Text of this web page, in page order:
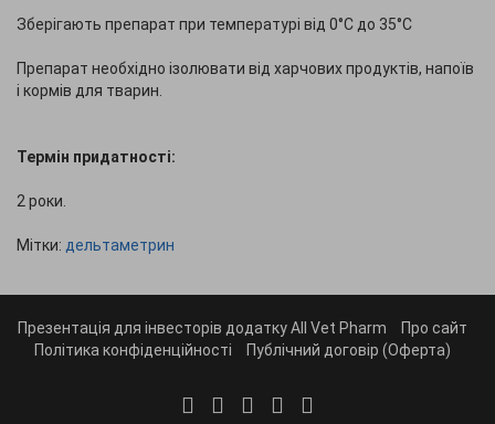
Зберігають препарат при температурі від 0°С до 35°C
Препарат необхідно ізолювати від харчових продуктів, напоїв
і кормів для тварин.
Термін придатності:
2 роки.
Мітки: дельтаметрин
Презентація для інвесторів додатку All Vet Pharm
Про сайт
Політика конфіденційності
Публічний договір (Оферта)